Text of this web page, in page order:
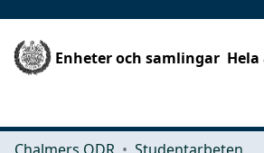
Enheter och samlingar